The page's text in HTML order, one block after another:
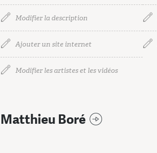
Modifier la description
Ajouter un site internet
Modifier les artistes et les vidéos
Matthieu Boré